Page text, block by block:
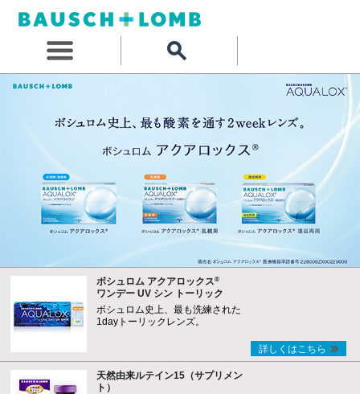
ボシュロム アクアロックス®
ワンデー UV シン トーリック
ボシュロム史上、最も洗練された
1dayトーリックレンズ。
詳しくはこちら
天然由来ルテイン15（サプリメン
ト）